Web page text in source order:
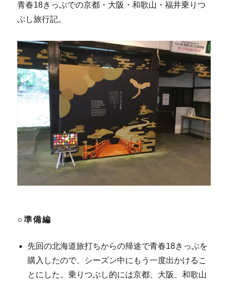
青春18きっぷでの京都・大阪・和歌山・福井乗りつ
ぶし旅行記。
○準備編
先回の北海道旅打ちからの帰途で青春18きっぷを
購入したので、シーズン中にもう一度出かけるこ
とにした。乗りつぶし的には京都、大阪、和歌山